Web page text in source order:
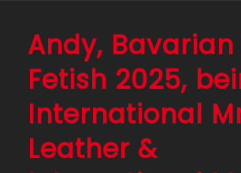
Andy, Bavarian
Fetish 2025,
International
Leather &